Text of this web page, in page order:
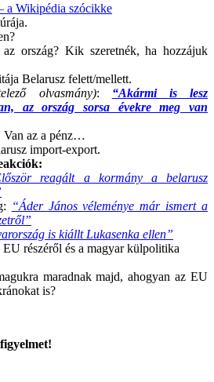
a Wikipédia szócikke
ország? Kik szeretnék, ha hozzájuk
Belarusz felett/mellett.
olvasmány): “Akármi is lesz
az ország sorsa évekre meg van
Van az a pénz…
import-export.
reagált a kormány a belarusz
“Áder János véleménye már ismert a
is kiállt Lukasenka ellen”
EU részéről és a magyar külpolitika
maradnak majd, ahogyan az EU
is?